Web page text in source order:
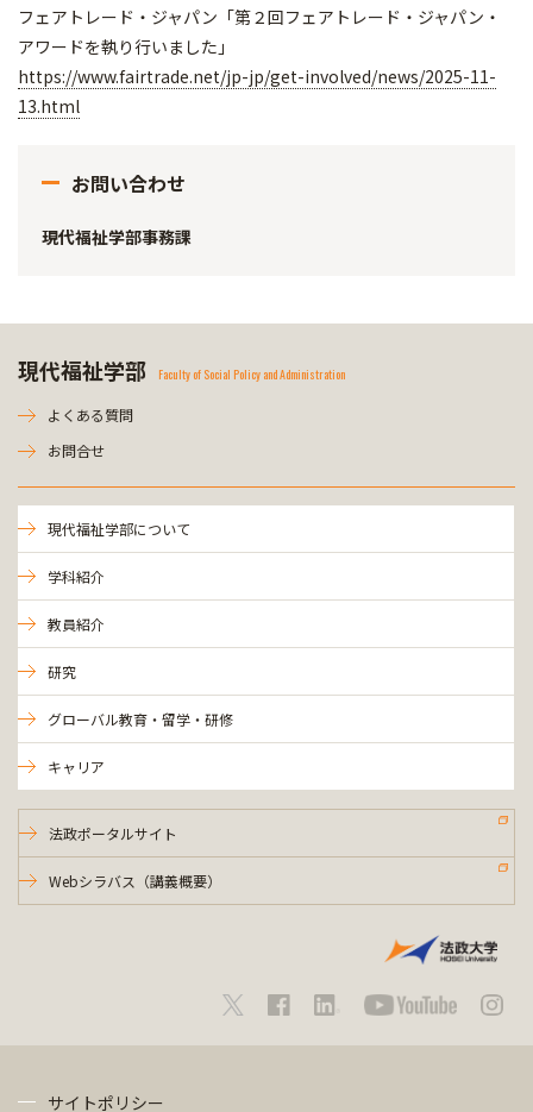
フェアトレード・ジャパン「第２回フェアトレード・ジャパン・
アワードを執り行いました」
https://www.fairtrade.net/jp-jp/get-involved/news/2025-11-
13.html
お問い合わせ
現代福祉学部事務課
現代福祉学部 Faculty of Social Policy and Administration
よくある質問
お問合せ
現代福祉学部について
学科紹介
教員紹介
研究
グローバル教育・留学・研修
キャリア
法政ポータルサイト
Webシラバス（講義概要）
サイトポリシー